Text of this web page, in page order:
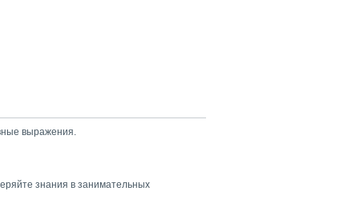
выражения.
знания в занимательных